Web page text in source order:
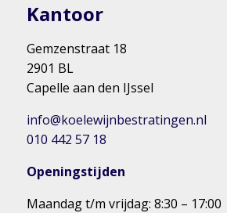
Kantoor
Gemzenstraat 18
2901 BL
Capelle aan den IJssel
info@koelewijnbestratingen.nl
010 442 57 18
Openingstijden
Maandag t/m vrijdag: 8:30 – 17:00